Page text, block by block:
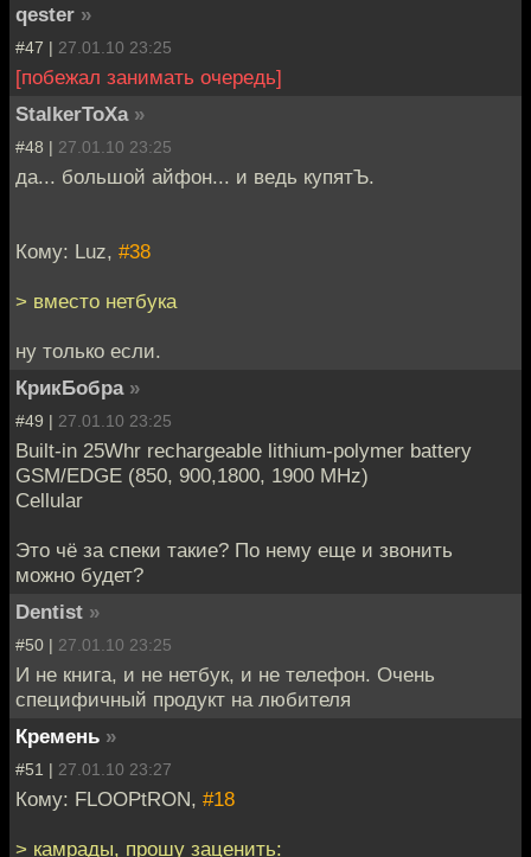
qester »
#47 | 27.01.10 23:25
[побежал занимать очередь]
StalkerToXa »
#48 | 27.01.10 23:25
да... большой айфон... и ведь купятЪ.
Кому: Luz, #38
> вместо нетбука
ну только если.
КрикБобра »
#49 | 27.01.10 23:25
Built-in 25Whr rechargeable lithium-polymer battery
GSM/EDGE (850, 900,1800, 1900 MHz)
Cellular
Это чё за спеки такие? По нему еще и звонить
можно будет?
Dentist »
#50 | 27.01.10 23:25
И не книга, и не нетбук, и не телефон. Очень
специфичный продукт на любителя
Кремень »
#51 | 27.01.10 23:27
Кому: FLOOPtRON, #18
> камрады, прошу заценить: